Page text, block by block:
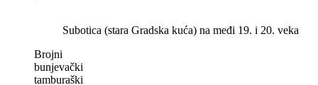
Subotica (stara Gradska kuća) na međi 19. i 20. veka
Brojni
bunjevački
tamburaški